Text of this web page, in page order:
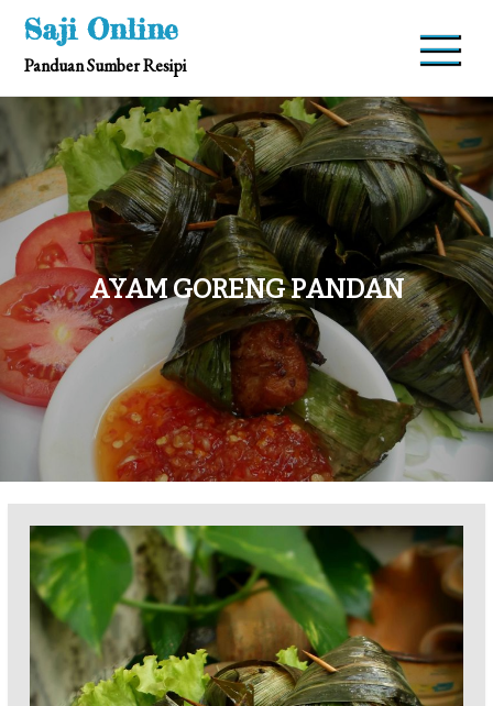
Skip
content
Saji Online
Panduan Sumber Resipi
AYAM GORENG PANDAN